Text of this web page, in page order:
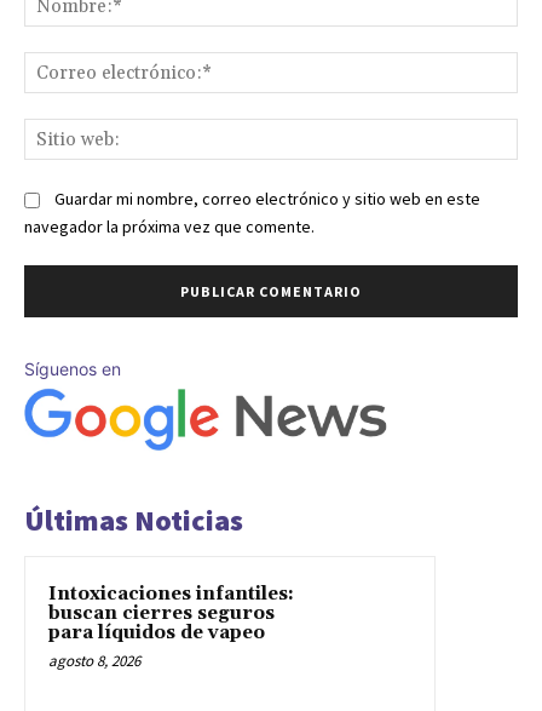
Guardar mi nombre, correo electrónico y sitio web en este
navegador la próxima vez que comente.
Síguenos en
Últimas Noticias
Intoxicaciones infantiles:
buscan cierres seguros
para líquidos de vapeo
agosto 8, 2026